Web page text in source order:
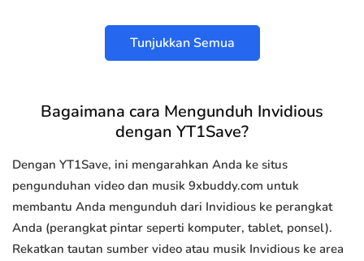
Tunjukkan Semua
Bagaimana cara Mengunduh Invidious
dengan YT1Save?
Dengan YT1Save, ini mengarahkan Anda ke situs
pengunduhan video dan musik 9xbuddy.com untuk
membantu Anda mengunduh dari Invidious ke perangkat
Anda (perangkat pintar seperti komputer, tablet, ponsel).
Rekatkan tautan sumber video atau musik Invidious ke area